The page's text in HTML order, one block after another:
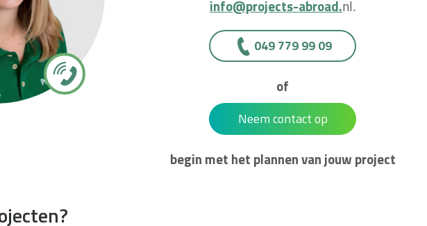
info@projects-abroad.nl.
049 779 99 09
of
Neem contact op
begin met het plannen van jouw project